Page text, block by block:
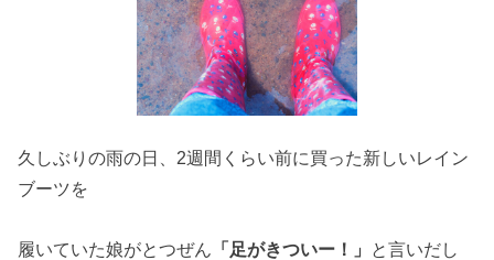
久しぶりの雨の日、2週間くらい前に買った新しいレイン
ブーツを
履いていた娘がとつぜん 「足がきついー！」 と言いだし